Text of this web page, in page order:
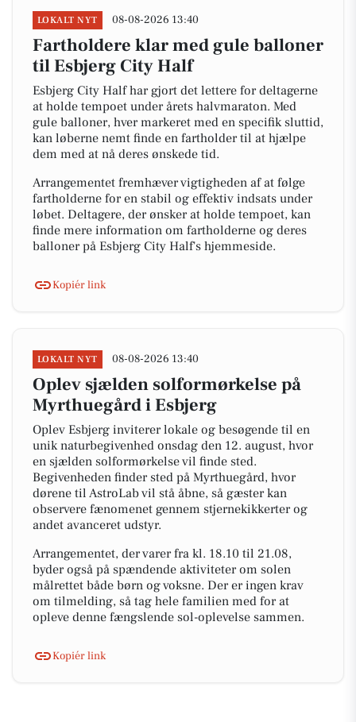
LOKALT NYT 08-08-2026 13:40
Fartholdere klar med gule balloner
til Esbjerg City Half
Esbjerg City Half har gjort det lettere for deltagerne
at holde tempoet under årets halvmaraton. Med
gule balloner, hver markeret med en specifik sluttid,
kan løberne nemt finde en fartholder til at hjælpe
dem med at nå deres ønskede tid.
Arrangementet fremhæver vigtigheden af at følge
fartholderne for en stabil og effektiv indsats under
løbet. Deltagere, der ønsker at holde tempoet, kan
finde mere information om fartholderne og deres
balloner på Esbjerg City Half's hjemmeside.
Kopiér link
LOKALT NYT 08-08-2026 13:40
Oplev sjælden solformørkelse på
Myrthuegård i Esbjerg
Oplev Esbjerg inviterer lokale og besøgende til en
unik naturbegivenhed onsdag den 12. august, hvor
en sjælden solformørkelse vil finde sted.
Begivenheden finder sted på Myrthuegård, hvor
dørene til AstroLab vil stå åbne, så gæster kan
observere fænomenet gennem stjernekikkerter og
andet avanceret udstyr.
Arrangementet, der varer fra kl. 18.10 til 21.08,
byder også på spændende aktiviteter om solen
målrettet både børn og voksne. Der er ingen krav
om tilmelding, så tag hele familien med for at
opleve denne fængslende sol-oplevelse sammen.
Kopiér link